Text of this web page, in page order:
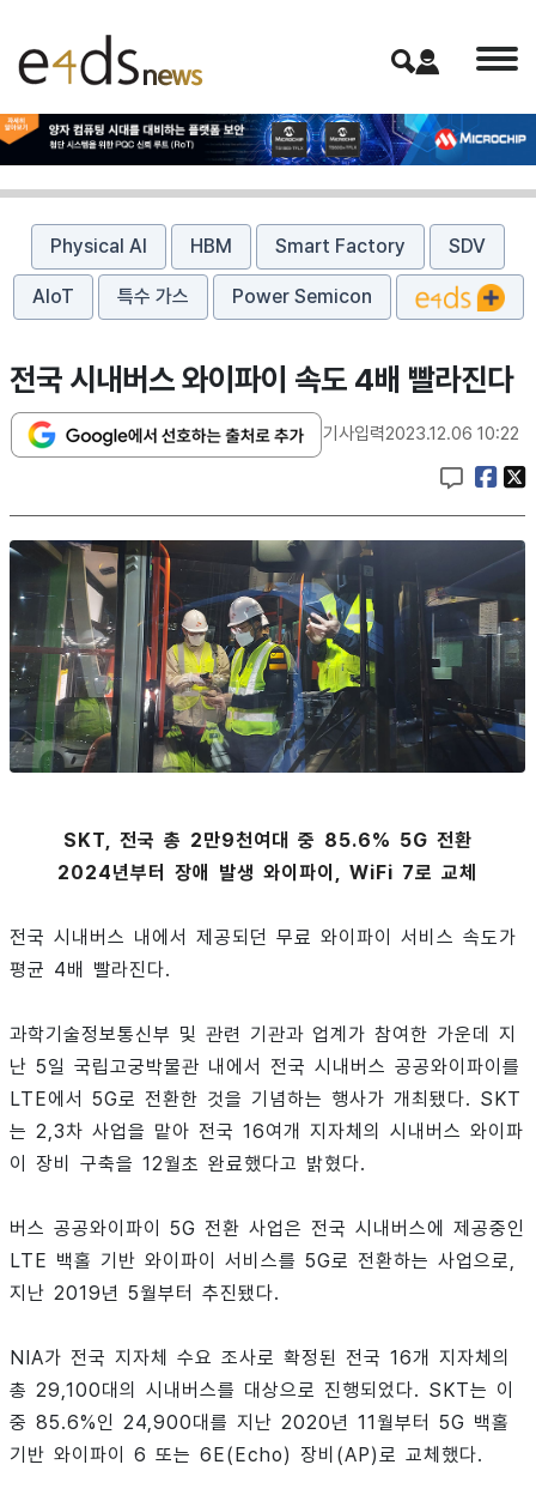
Physical AI HBM Smart Factory SDV
AIoT 특수 가스 Power Semicon
전국 시내버스 와이파이 속도 4배 빨라진다
기사입력2023.12.06 10:22
SKT, 전국 총 2만9천여대 중 85.6% 5G 전환
2024년부터 장애 발생 와이파이, WiFi 7로 교체
전국 시내버스 내에서 제공되던 무료 와이파이 서비스 속도가
평균 4배 빨라진다.
과학기술정보통신부 및 관련 기관과 업계가 참여한 가운데 지
난 5일 국립고궁박물관 내에서 전국 시내버스 공공와이파이를
LTE에서 5G로 전환한 것을 기념하는 행사가 개최됐다. SKT
는 2,3차 사업을 맡아 전국 16여개 지자체의 시내버스 와이파
이 장비 구축을 12월초 완료했다고 밝혔다.
버스 공공와이파이 5G 전환 사업은 전국 시내버스에 제공중인
LTE 백홀 기반 와이파이 서비스를 5G로 전환하는 사업으로,
지난 2019년 5월부터 추진됐다.
NIA가 전국 지자체 수요 조사로 확정된 전국 16개 지자체의
총 29,100대의 시내버스를 대상으로 진행되었다. SKT는 이
중 85.6%인 24,900대를 지난 2020년 11월부터 5G 백홀
기반 와이파이 6 또는 6E(Echo) 장비(AP)로 교체했다.